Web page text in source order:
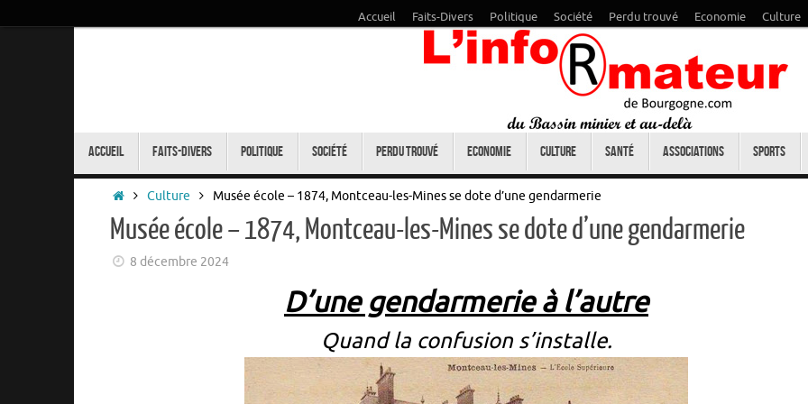
Accueil Faits-Divers Politique Société Perdu trouvé Economie Culture
Accueil Faits-Divers Politique Société Perdu trouvé Economie Culture Santé Associations Sports
Accueil
Culture Musée école – 1874, Montceau-les-Mines se dote d’une gendarmerie
Musée école – 1874, Montceau-les-Mines se dote d’une gendarmerie
8 décembre 2024
D’une gendarmerie à l’autre
Quand la confusion s’installe.